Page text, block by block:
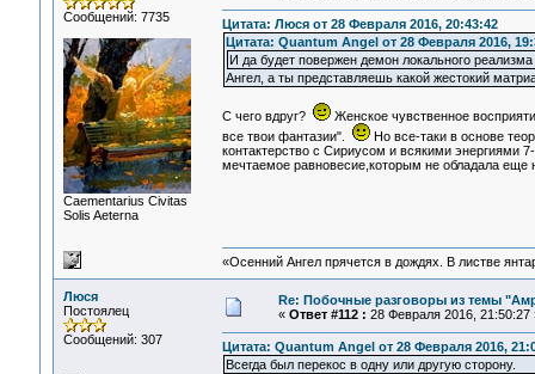
Сообщений: 7735
Сaementarius Civitas
Solis Aeterna
Цитата: Люся от 28 Февраля 2016, 20:43:42
Цитата: Quantum Angel от 28 Февраля 2016,
И да будет повержен демон локального
Ангел, а ты представляешь какой жестокий
С чего вдруг?
Женское чувственное
все твои фантазии".
Но все-таки в основе
контактерство с Сириусом и всякими энергиями
мечтаемое равновесие,которым не обладала еще
«Осенний Ангел прячется в дождях. В листве
Люся
Постоялец
Сообщений: 307
Re: Побочные разговоры из темы
« Ответ #112 : 28 Февраля 2016, 21:50:27
Цитата: Quantum Angel от 28 Февраля 2016,
Всегда был перекос в одну или другую сторону.